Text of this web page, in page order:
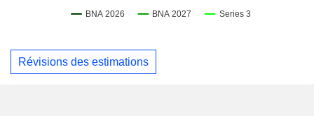
Révisions des estimations